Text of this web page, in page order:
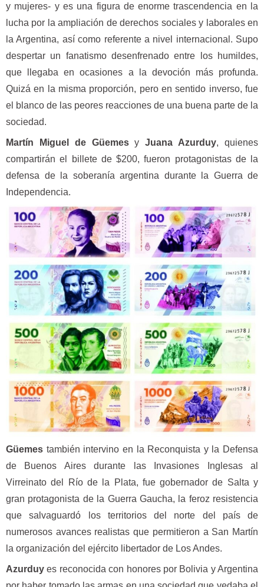
y mujeres- y es una figura de enorme trascendencia en la
lucha por la ampliación de derechos sociales y laborales en
la Argentina, así como referente a nivel internacional. Supo
despertar un fanatismo desenfrenado entre los humildes,
que llegaba en ocasiones a la devoción más profunda.
Quizá en la misma proporción, pero en sentido inverso, fue
el blanco de las peores reacciones de una buena parte de la
sociedad.
Martín Miguel de GüemesyJuana Azurduy, quienes
compartirán el billete de $200, fueron protagonistas de la
defensa de la soberanía argentina durante la Guerra de
Independencia.
Güemes también intervino en la Reconquista y la Defensa
de Buenos Aires durante las Invasiones Inglesas al
Virreinato del Río de la Plata, fue gobernador de Salta y
gran protagonista de la Guerra Gaucha, la feroz resistencia
que salvaguardó los territorios del norte del país de
numerosos avances realistas que permitieron a San Martín
la organización del ejército libertador de Los Andes.
Azurduy es reconocida con honores por Bolivia y Argentina